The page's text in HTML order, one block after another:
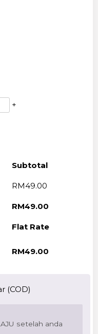
+
Subtotal
RM49.00
RM49.00
Flat Rate
RM49.00
(COD)
setelah anda